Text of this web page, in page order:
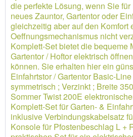
die perfekte Lösung, wenn Sie
neues Zauntor, Gartentor oder
gleichzeitig aber auf den Komfort
Oeffnungsmechanismus nicht
Komplett-Set bietet die bequeme
Gartentor / Hoftor elektrisch
können. Sie erhalten hier ein
Einfahrtstor / Gartentor Basic-
symmetrisch ; Verzinkt ; Breite
Sommer Twist 200E
Komplett-Set für Garten- &
inklusive Verbindungskabelsatz
Konsole für Pfostenbeschlag L +